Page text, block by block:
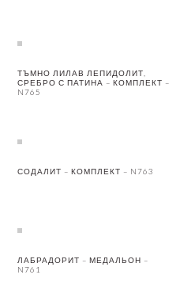
ТЪМНО ЛИЛАВ ЛЕПИДОЛИТ,
СРЕБРО С ПАТИНА – КОМПЛЕКТ –
N765
СОДАЛИТ – КОМПЛЕКТ – N763
ЛАБРАДОРИТ – МЕДАЛЬОН –
N761